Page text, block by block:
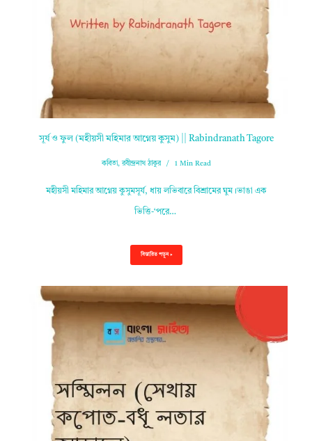
সূর্য ও ফুল (মহীয়সী মহিমার আগ্নেয় কুসুম) || Rabindranath Tagore
কবিতা,রবীন্দ্রনাথ ঠাকুর 1 Min Read
মহীয়সী মহিমার আগ্নেয় কুসুমসূর্য, ধায় লভিবারে বিশ্রামের ঘুম।ভাঙা এক
ভিত্তি-‘পরে…
বিস্তারিত পড়ুন »